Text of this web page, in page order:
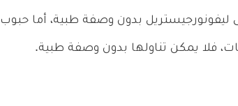
ليفونورجيستريل بدون وصفة طبية، أما حبوب
فلا يمكن تناولها بدون وصفة طبية.